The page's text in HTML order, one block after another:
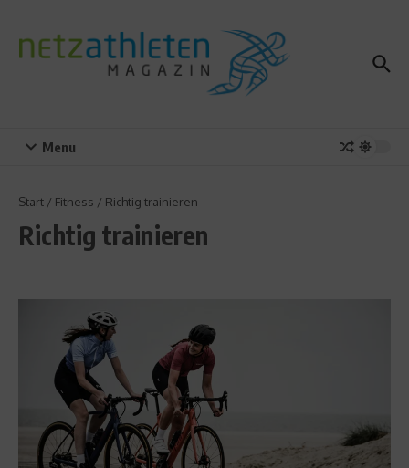
Menu
Start / Fitness / Richtig trainieren
Richtig trainieren